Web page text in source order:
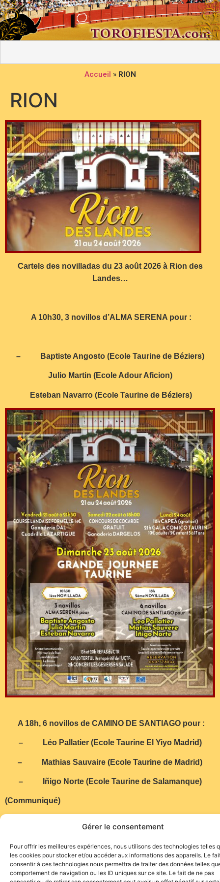
Gérer le consentement
Pour offrir les meilleures expériences, nous utilisons des technologies telles
les cookies pour stocker et/ou accéder aux informations des appareils. Le
consentir à ces technologies nous permettra de traiter des données telles
comportement de navigation ou les ID uniques sur ce site. Le fait de ne pas
Accueil » RION
RION
Cartels des novilladas du 23 août 2026 à Rion des
Landes…
A 10h30, 3 novillos d’ALMA SERENA pour :
– Baptiste Angosto (Ecole Taurine de Béziers)
Julio Martin (Ecole Adour Aficion)
Esteban Navarro (Ecole Taurine de Béziers)
A 18h, 6 novillos de CAMINO DE SANTIAGO pour :
– Léo Pallatier (Ecole Taurine El Yiyo Madrid)
– Mathias Sauvaire (Ecole Taurine de Madrid)
– Iñigo Norte (Ecole Taurine de Salamanque)
(Communiqué)